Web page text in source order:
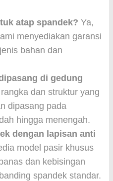
atap spandek? Ya,
menyediakan garansi
bahan dan
di gedung
dan struktur yang
dipasang pada
hingga menengah.
dengan lapisan anti
model pasir khusus
dan kebisingan
spandek standar.